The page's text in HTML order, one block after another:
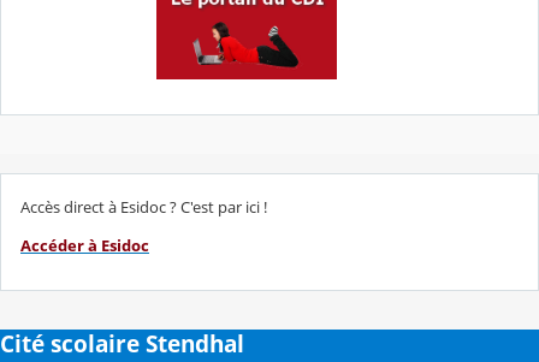
Accès direct à Esidoc ? C'est par ici !
Accéder à Esidoc
Cité scolaire Stendhal